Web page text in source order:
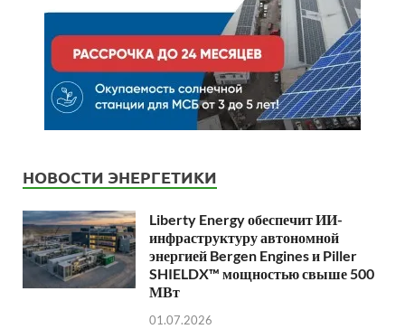
НОВОСТИ ЭНЕРГЕТИКИ
Liberty Energy обеспечит ИИ-
инфраструктуру автономной
энергией Bergen Engines и Piller
SHIELDX™ мощностью свыше 500
МВт
01.07.2026